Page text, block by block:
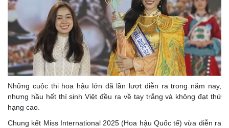
Những cuộc thi hoa hậu lớn đã lần lượt diễn ra trong năm nay,
nhưng hầu hết thí sinh Việt đều ra về tay trắng và không đạt thứ
hạng cao.
Chung kết Miss International 2025 (Hoa hậu Quốc tế) vừa diễn ra